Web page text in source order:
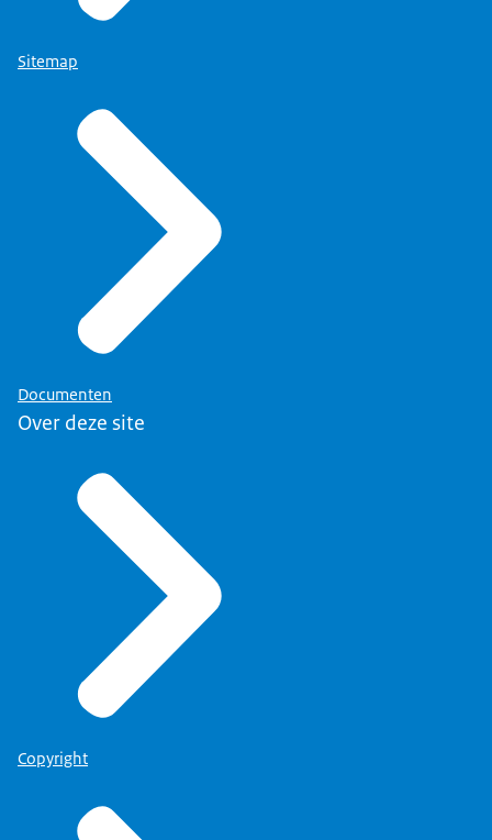
Sitemap
Documenten
Over deze site
Copyright